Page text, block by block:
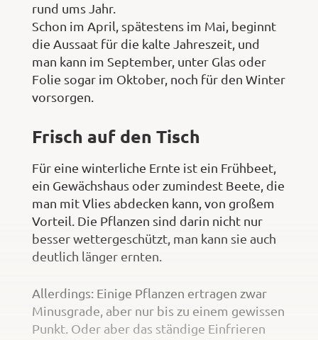
rund ums Jahr.
Schon im April, spätestens im Mai, beginnt
die Aussaat für die kalte Jahreszeit, und
man kann im September, unter Glas oder
Folie sogar im Oktober, noch für den Winter
vorsorgen.
Frisch auf den Tisch
Für eine winterliche Ernte ist ein Frühbeet,
ein Gewächshaus oder zumindest Beete, die
man mit Vlies abdecken kann, von großem
Vorteil. Die Pflanzen sind darin nicht nur
besser wettergeschützt, man kann sie auch
deutlich länger ernten.
Allerdings: Einige Pflanzen ertragen zwar
Minusgrade, aber nur bis zu einem gewissen
Punkt. Oder aber das ständige Einfrieren